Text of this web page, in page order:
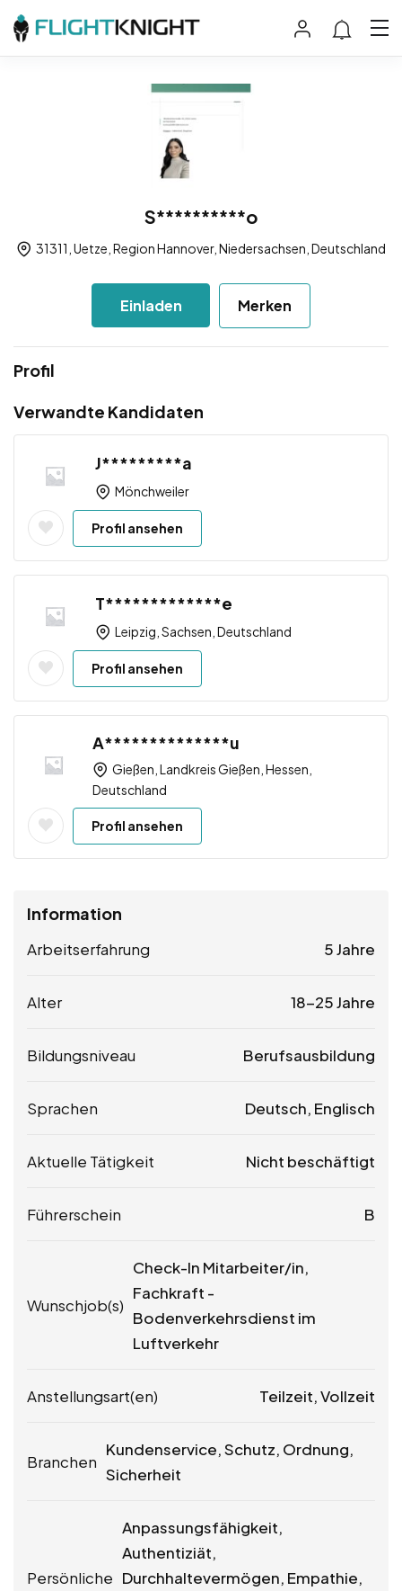
S**********o
31311, Uetze, Region Hannover, Niedersachsen, Deutschland
Einladen Merken
Profil
Verwandte Kandidaten
J*********a
Mönchweiler
Profil ansehen
T*************e
Leipzig, Sachsen, Deutschland
Profil ansehen
A**************u
Gießen, Landkreis Gießen, Hessen,
Deutschland
Profil ansehen
Information
Arbeitserfahrung 5 Jahre
Alter 18-25 Jahre
Bildungsniveau Berufsausbildung
Sprachen Deutsch, Englisch
Aktuelle Tätigkeit Nicht beschäftigt
Führerschein B
Wunschjob(s)
Check-In Mitarbeiter/in,
Fachkraft -
Bodenverkehrsdienst im
Luftverkehr
Anstellungsart(en) Teilzeit, Vollzeit
Branchen
Kundenservice, Schutz, Ordnung,
Sicherheit
Persönliche
Anpassungsfähigkeit,
Authentiziät,
Durchhaltevermögen, Empathie,